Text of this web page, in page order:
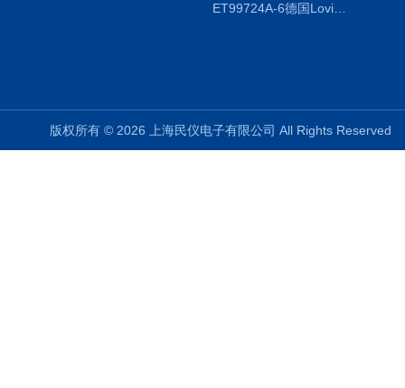
ET99724A-6德国Lovibond ET99724A-6微电脑BOD测定仪
版权所有 © 2026 上海民仪电子有限公司 All Rights